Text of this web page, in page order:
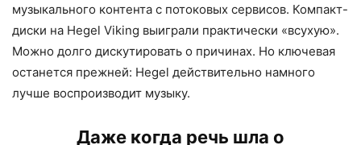
музыкального контента с потоковых сервисов. Компакт-
диски на Hegel Viking выиграли практически «всухую».
Можно долго дискутировать о причинах. Но ключевая
останется прежней: Hegel действительно намного
лучше воспроизводит музыку.
Даже когда речь шла о